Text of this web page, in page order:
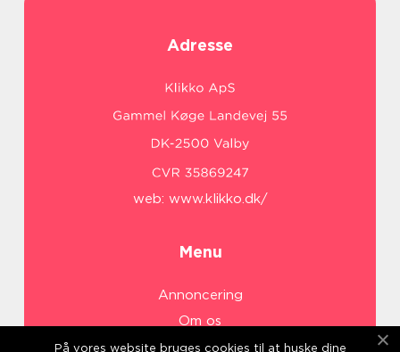
Adresse
web: www.klikko.dk/
Menu
Annoncering
Om os
Cookies
På vores website bruges cookies til at huske dine